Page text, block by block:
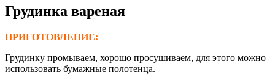
Грудинка вареная
ПРИГОТОВЛЕНИЕ:
Грудинку промываем, хорошо просушиваем, для этого можно
использовать бумажные полотенца.